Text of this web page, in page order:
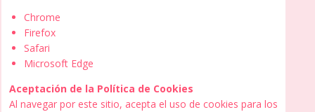
Chrome
Firefox
Safari
Microsoft Edge
Aceptación de la Política de Cookies
Al navegar por este sitio, acepta el uso de cookies para los